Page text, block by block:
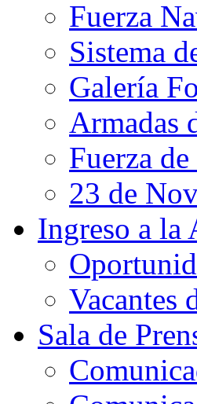
Fuerza
Sistema
Galería
Armadas
Fuerza
23 de
Ingreso a la
Vacantes
Sala de